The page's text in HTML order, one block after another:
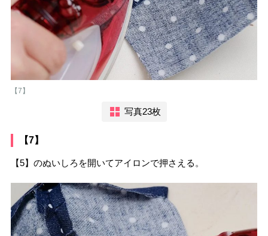
【7】
写真23枚
【7】
【5】のぬいしろを開いてアイロンで押さえる。